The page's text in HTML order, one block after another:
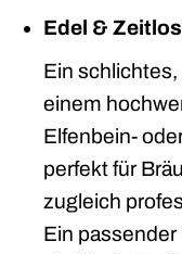
Edel &
Ein
einem
Elfenbein-
perfekt für
zugleich
Ein